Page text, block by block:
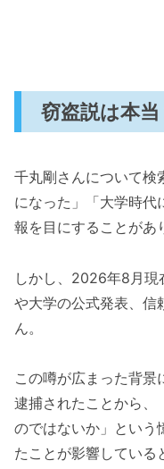
窃盗説は本
千丸剛さんについて検
になった」「大学時代
報を目にすることがあ
しかし、2026年8月現
や大学の公式発表、信
ん。
この噂が広まった背
逮捕されたことから、
のではないか」という
たことが影響している